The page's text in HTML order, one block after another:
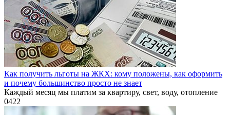
Как получить льготы на ЖКХ: кому положены, как оформить
и почему большинство просто не знает
Каждый месяц мы платим за квартиру, свет, воду, отопление
0422